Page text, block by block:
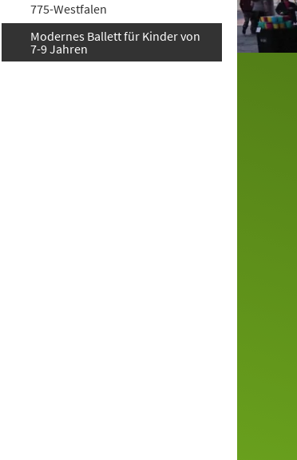
775-Westfalen
Modernes Ballett für Kinder von
7-9 Jahren